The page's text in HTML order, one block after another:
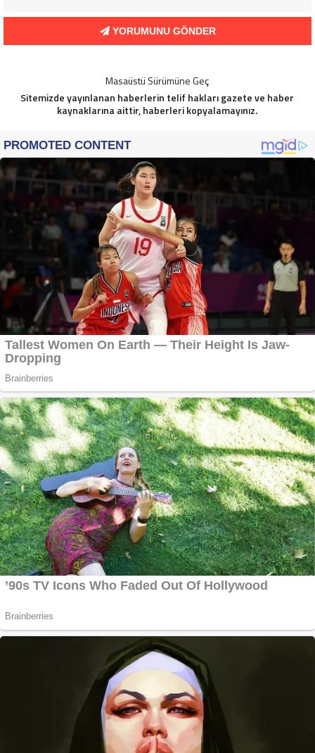
YORUMUNU GÖNDER
Masaüstü Sürümüne Geç
Sitemizde yayınlanan haberlerin telif hakları gazete ve haber
kaynaklarına aittir, haberleri kopyalamayınız.